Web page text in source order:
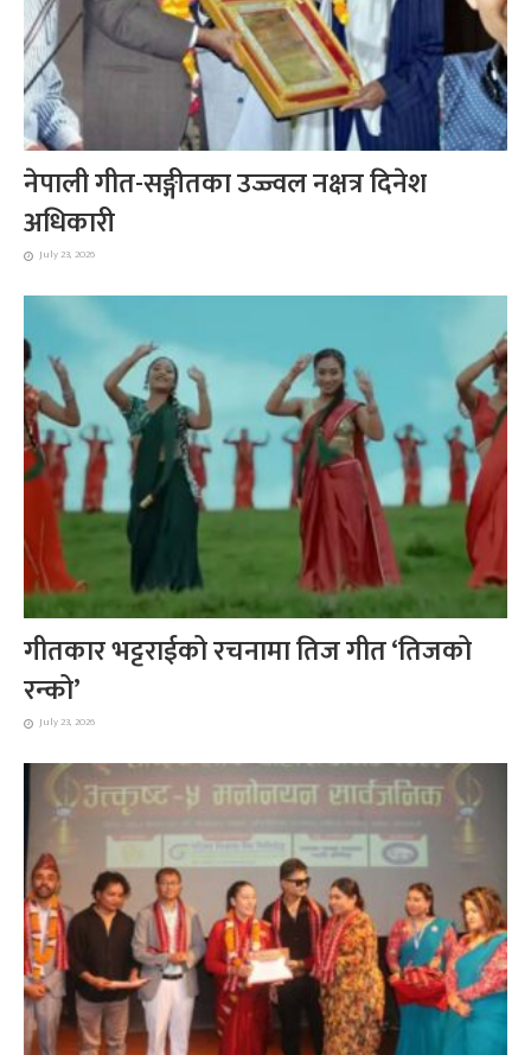
नेपाली गीत-सङ्गीतका उज्ज्वल नक्षत्र दिनेश
अधिकारी
July 23, 2026
गीतकार भट्टराईको रचनामा तिज गीत ‘तिजको
रन्को’
July 23, 2026